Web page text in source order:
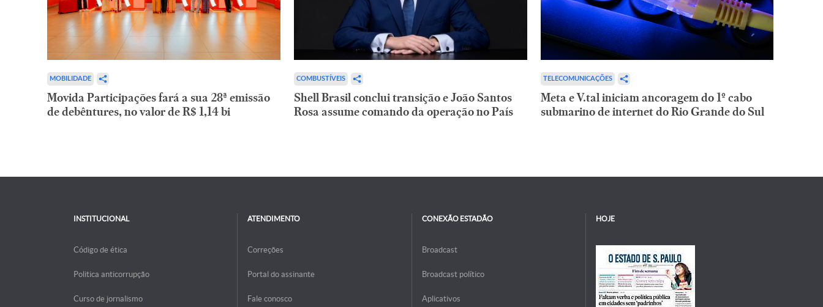
MOBILIDADE
Movida Participações fará a sua 28ª emissão
de debêntures, no valor de R$ 1,14 bi
COMBUSTÍVEIS
Shell Brasil conclui transição e João Santos
Rosa assume comando da operação no País
TELECOMUNICAÇÕES
Meta e V.tal iniciam ancoragem do 1º cabo
submarino de internet do Rio Grande do Sul
INSTITUCIONAL
Código de ética
Politica anticorrupção
Curso de jornalismo
ATENDIMENTO
Correções
Portal do assinante
Fale conosco
CONEXÃO ESTADÃO
Broadcast
Broadcast político
Aplicativos
HOJE